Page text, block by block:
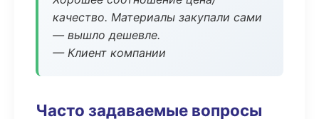
качество. Материалы закупали сами
— вышло дешевле.
— Клиент компании
Часто задаваемые вопросы